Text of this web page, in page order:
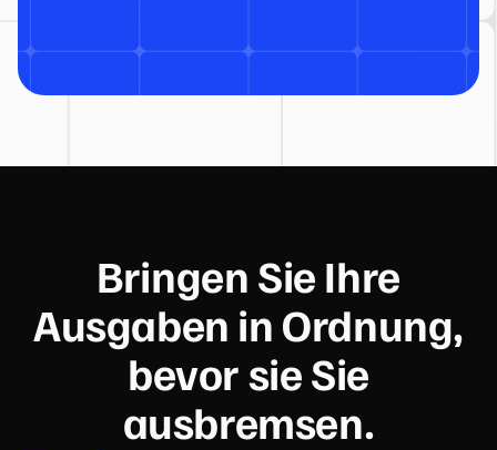
Bringen Sie Ihre
Ausgaben in Ordnung,
bevor sie Sie
ausbremsen.